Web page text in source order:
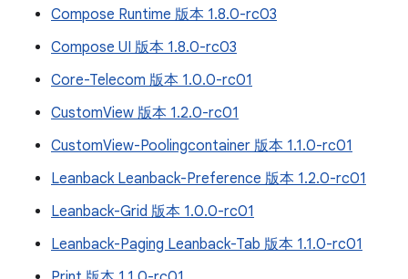
Compose Runtime 版本 1.8.0-rc03
Compose UI 版本 1.8.0-rc03
Core-Telecom 版本 1.0.0-rc01
CustomView 版本 1.2.0-rc01
CustomView-Poolingcontainer 版本 1.1.0-rc01
Leanback Leanback-Preference 版本 1.2.0-rc01
Leanback-Grid 版本 1.0.0-rc01
Leanback-Paging Leanback-Tab 版本 1.1.0-rc01